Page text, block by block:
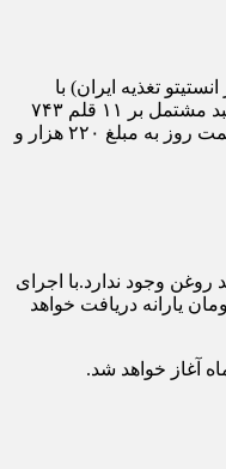
نظر انستیتو تغذیه ایران) با
قیمت‌های مبنا سال ۱۴۰۱ انتخاب شده است و مابه التفاوت قیمت سبد مبنا سال ۱۴۰۱ با قیمت روز (۱۴۰۲) از محل یارانه جدید دولت تأمین می‌شود، به این صورت که قیمت روز سبد مشتمل بر ۱۱ قلم ۷۴۳
هزار و ۷۵۰ تومان بوده که خانوار دهک‌های اول تا هفتم در صورت خرید بسته باید قیمت سال ۱۴۰۱ را به مبلغ ۵۲۳ هزار و ۳۰۰ تومان از جیب خود پرداخت کنند و مابه‌التفاوت آن تا قیمت روز به مبلغ ۲۲۰ هزار و
روغن وجود ندارد.با اجرای
جای دریافت ۴۰۰ هزارتومان یارانه، ۶۲۰ هزار تومان و فردی با دهک درآمدی چهار تا هفت، به جای دریافت ۳۰۰ هزارتومان، ۵۲۰ هزار تومان یارانه دریافت خواهد